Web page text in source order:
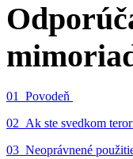
01_Povodeň
02_Ak ste svedkom
03_Neoprávnené